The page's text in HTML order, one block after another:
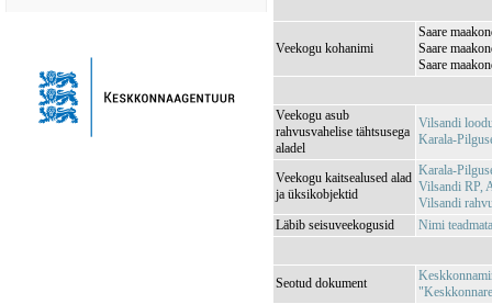
Veekogu kohanimi
Saare
Saare
Saare
Veekogu asub
rahvusvahelise tähtsusega
aladel
Vilsandi
Karala-
Veekogu kaitsealused alad
ja üksikobjektid
Karala-
Vilsandi RP,
Vilsandi
Läbib seisuveekogusid
Nimi
Seotud dokument